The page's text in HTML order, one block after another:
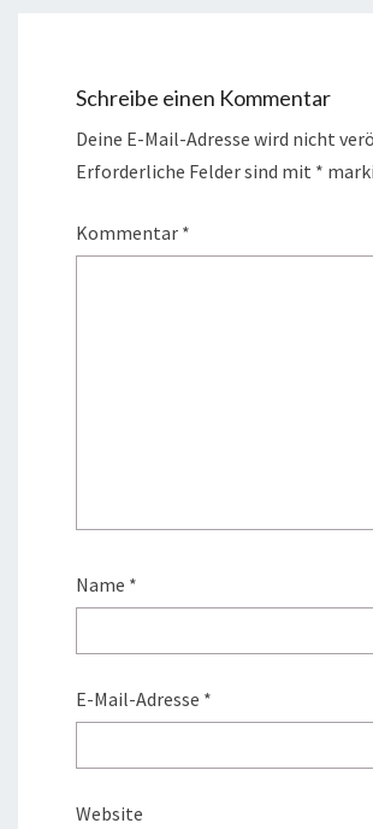
Schreibe einen Kommentar
Deine E-Mail-Adresse wird nicht
Erforderliche Felder sind mit *
Kommentar *
Name *
E-Mail-Adresse *
Website